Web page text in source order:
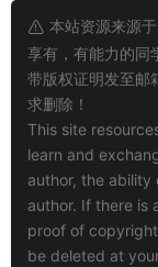
本站资源来源
享有，有能力的同
带版权证明发至邮
求删除！
This site
learn and
author, the
author. If there is
proof of
be deleted at